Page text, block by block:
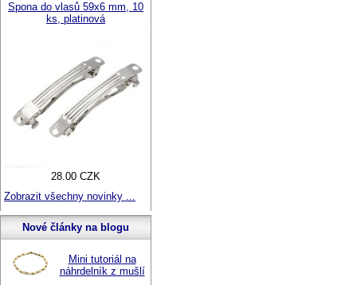
Spona do vlasů 59x6 mm, 10
ks, platinová
28.00 CZK
Zobrazit všechny novinky ...
Nové články na blogu
Mini tutoriál na
náhrdelník z mušlí